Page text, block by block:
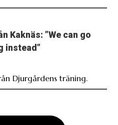
Kaknäs: ”We can go
instead”
Djurgårdens träning.